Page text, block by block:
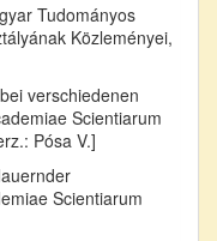
Tudományos
Közleményei,
verschiedenen
Scientiarum
Pósa V.]
Scientiarum